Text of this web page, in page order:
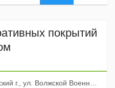
покрытий
Волжской Военной Флотилии, 80а